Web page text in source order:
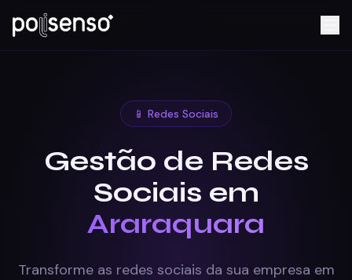
📱 Redes Sociais
Gestão de Redes
Sociais em
Araraquara
Transforme as redes sociais da sua empresa em